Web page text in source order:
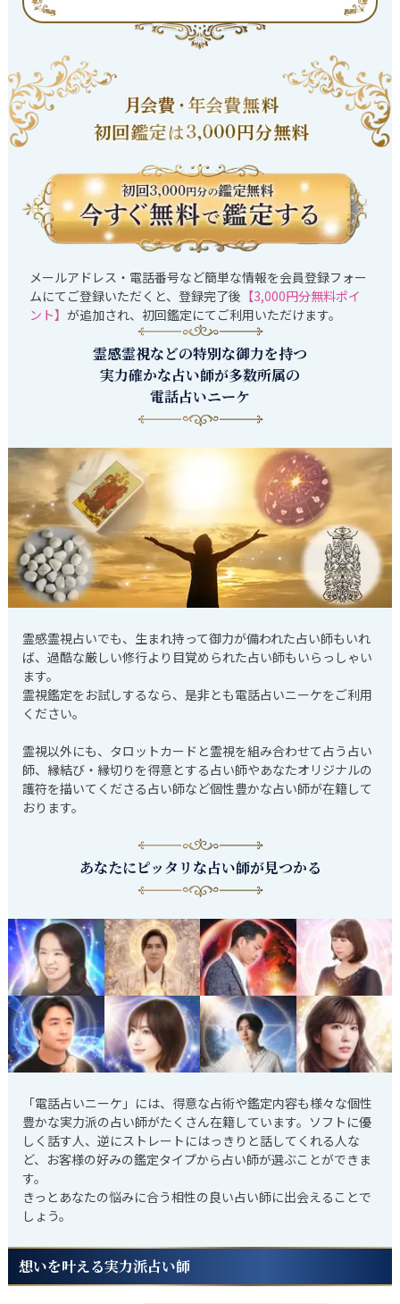
メールアドレス・電話番号など簡単な情報を会員登録フォー
ムにてご登録いただくと、登録完了後 【3,000円分無料ポイ
ント】 が追加され、初回鑑定にてご利用いただけます。
霊感霊視などの特別な御力を持つ
実力確かな占い師が多数所属の
電話占いニーケ
霊感霊視占いでも、生まれ持って御力が備われた占い師もいれ
ば、過酷な厳しい修行より目覚められた占い師もいらっしゃい
ます。
霊視鑑定をお試しするなら、是非とも電話占いニーケをご利用
ください。
霊視以外にも、タロットカードと霊視を組み合わせて占う占い
師、縁結び・縁切りを得意とする占い師やあなたオリジナルの
護符を描いてくださる占い師など個性豊かな占い師が在籍して
おります。
あなたにピッタリな占い師が見つかる
「電話占いニーケ」には、得意な占術や鑑定内容も様々な個性
豊かな実力派の占い師がたくさん在籍しています。ソフトに優
しく話す人、逆にストレートにはっきりと話してくれる人な
ど、お客様の好みの鑑定タイプから占い師が選ぶことができま
す。
きっとあなたの悩みに合う相性の良い占い師に出会えることで
しょう。
想いを叶える実力派占い師